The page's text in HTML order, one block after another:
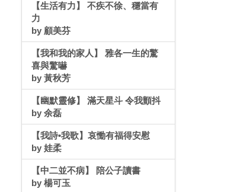
【生活有力】 不疾不徐、穩當有
力
by 顧美芬
【我和我的家人】 雅各一生的驚
喜與驚嚇
by 黃秋芳
【幽默靈修】 滿天星斗 令我顫抖
by 余磊
【我詩•我歌】哀慟有福得安慰
by 娃柔
【中二並不病】 陪公子讀書
by 楊可玉